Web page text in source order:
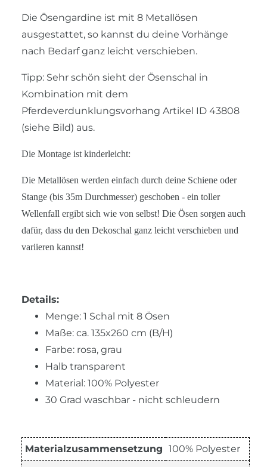
Die Ösengardine ist mit 8 Metallösen
ausgestattet, so kannst du deine Vorhänge
nach Bedarf ganz leicht verschieben.
Tipp: Sehr schön sieht der Ösenschal in
Kombination mit dem
Pferdeverdunklungsvorhang Artikel ID 43808
(siehe Bild) aus.
Die Montage ist kinderleicht:
Die Metallösen werden einfach durch deine Schiene oder
Stange (bis 35m Durchmesser) geschoben - ein toller
Wellenfall ergibt sich wie von selbst! Die Ösen sorgen auch
dafür, dass du den Dekoschal ganz leicht verschieben und
variieren kannst!
Details:
Menge: 1 Schal mit 8 Ösen
Maße: ca. 135x260 cm (B/H)
Farbe: rosa, grau
Halb transparent
Material: 100% Polyester
30 Grad waschbar - nicht schleudern
Materialzusammensetzung 100% Polyester